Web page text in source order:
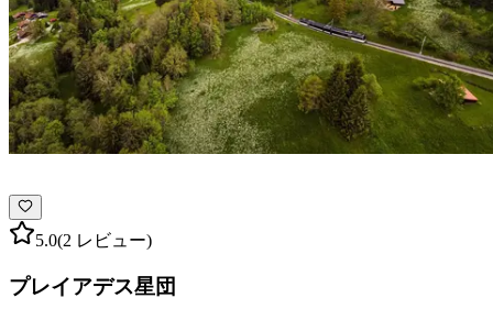
5.0(2 レビュー)
プレイアデス星団